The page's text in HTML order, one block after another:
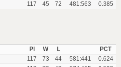
117 45 72 481:563 0.385
Pl
W L
PCT
117 73 44 581:441
0.624